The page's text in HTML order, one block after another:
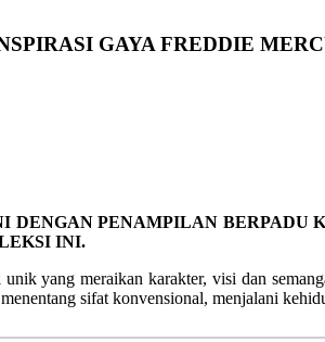
GAYA FREDDIE
DENGAN PENAMPILAN BERPADU
INI.
yang meraikan karakter, visi dan
sifat konvensional, menjalani